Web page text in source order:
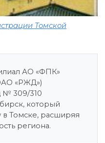
Томской
АО «ФПК»
«РЖД»)
№ 309/310
который
в Томске, расширяя
региона.